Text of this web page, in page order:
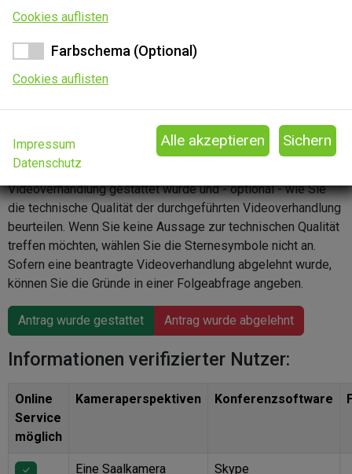
Sie können Ihre Erkenntnisse zu diesem Gericht gerne
Videoverhandlung an diesem Gericht vorhanden ist, und
textbasierte Informationen können jedoch nur durch
verifizierte Nutzer:innen abgegeben werden. Ohne einen
Account können Sie mitteilen, ob Ihnen eine
Videoverhandlung gestattet wurde und - optional - wie Sie
die technische Qualität der durchgeführten Videoverhandlung
beurteilen. Wenn Sie keine Aussage zur technischen Qualität
treffen möchten, wählen Sie die Sternesymbole nicht an.
Sofern eine beantragte Videoverhandlung abgelehnt wurde,
können Sie die Gründe in einer Folgeabfrage angeben.
Antrag wurde gestattet Antrag wurde abgelehnt
Informationen verifizierter Nutzer:
Online
Service
möglich
Kameraperspektiven Konferenzsoftware
Eine Saalkamera Skype
Cookies auflisten
Farbschema (Optional)
Cookies auflisten
Impressum
Datenschutz